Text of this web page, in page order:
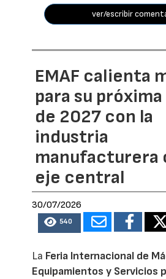
ver/escribir
EMAF calienta
para su
de 2027 con la
industria
manufacturera
eje central
30/07/2026
540
La Feria Internacional de
Equipamientos y Servicios